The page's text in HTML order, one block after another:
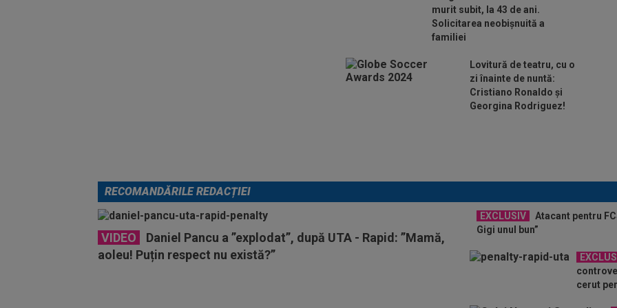
murit subit, la 43 de ani.
Solicitarea neobișnuită a
familiei
Lovitură de teatru, cu o
zi înainte de nuntă:
Cristiano Ronaldo și
Georgina Rodriguez!
RECOMANDĂRILE REDACȚIEI
VIDEO
Daniel Pancu a ”explodat”, după UTA - Rapid: ”Mamă,
aoleu! Puțin respect nu există?”
EXCLUSIV
Atacant pentru
Gigi unul bun”
cerut